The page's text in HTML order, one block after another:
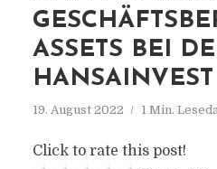
ASSETS BEI
HANSAINVEST
19. August 2022 1 Min.
Click to rate this post!